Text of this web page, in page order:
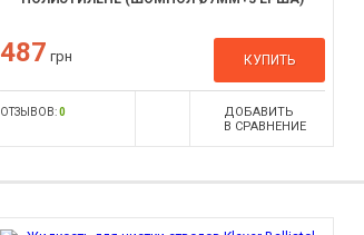
487 грн КУПИТЬ
ОТЗЫВОВ:0
ДОБАВИТЬ
В СРАВНЕНИЕ